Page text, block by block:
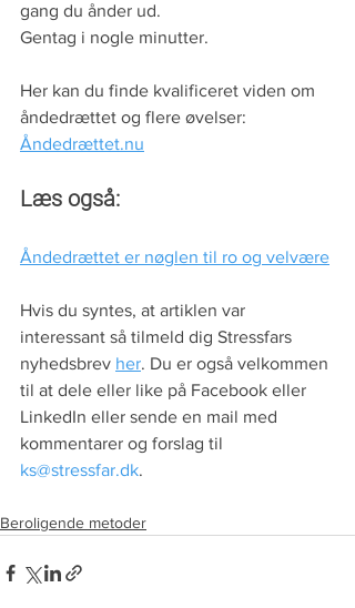
gang du ånder ud.
Gentag i nogle minutter.
Her kan du finde kvalificeret viden om
åndedrættet og flere øvelser:
Åndedrættet.nu
Læs også:
Åndedrættet er nøglen til ro og velvære
Hvis du syntes, at artiklen var
interessant så tilmeld dig Stressfars
nyhedsbrev her. Du er også velkommen
til at dele eller like på Facebook eller
LinkedIn eller sende en mail med
kommentarer og forslag til
ks@stressfar.dk.
Beroligende metoder